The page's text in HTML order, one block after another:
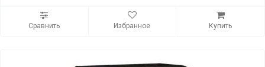
Сравнить Избранное Купить